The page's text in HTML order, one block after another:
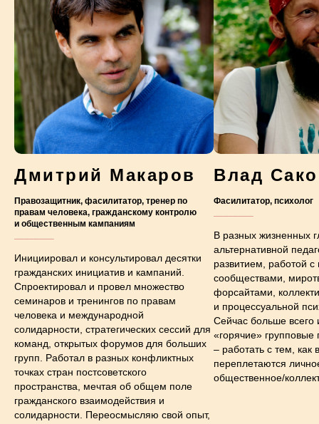
Дмитрий Макаров
Правозащитник, фасилитатор, тренер по
правам человека, гражданскому контролю
и общественным кампаниям
Инициировал и консультировал десятки
гражданских инициатив и кампаний.
Спроектировал и провел множество
cеминаров и тренингов по правам
человека и международной
солидарности, стратегических сессий для
команд, открытых форумов для больших
групп. Работал в разных конфликтных
точках стран постсоветского
пространства, мечтая об общем поле
гражданского взаимодействия и
солидарности. Переосмысляю свой опыт,
Влад
Фасилитатор, психолог
В разных жизненных
альтернативной
развитием, работой
сообществами,
форсайтами,
и процессуальной
Сейчас больше всего
«горячие»
– работать с тем, как
переплетаются
общественное/